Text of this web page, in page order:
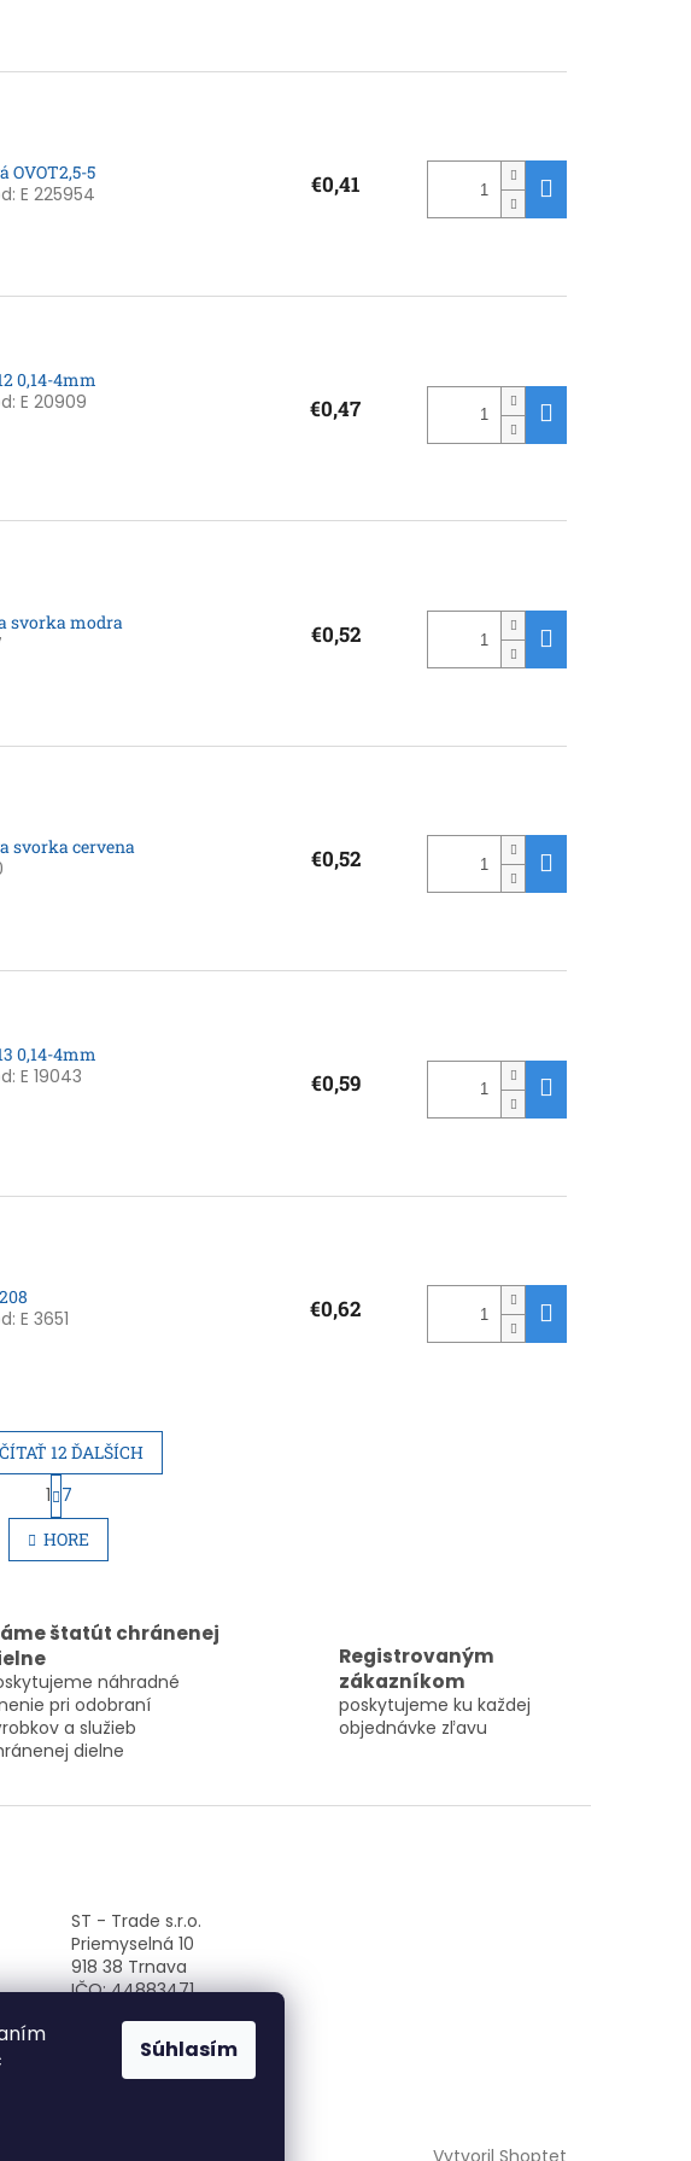
Súhlasím
OVOT2,5-5
E 225954 €0,41
0,14-4mm
E 20909
€0,47
svorka modra €0,52
svorka cervena €0,52
0,14-4mm
E 19043
€0,59
E 3651 €0,62
O
v
l
a
c
e
p
r
v
y
12 ĎALŠÍCH
S
t
r
á
n
v
a
i
e
1 7
HORE
štatút chránenej
náhradné
pri odobraní
a služieb
dielne
Registrovaným
zákazníkom
poskytujeme ku každej
objednávke zľavu
ST - Trade s.r.o.
Priemyselná 10
918 38 Trnava
IČO: 44883471